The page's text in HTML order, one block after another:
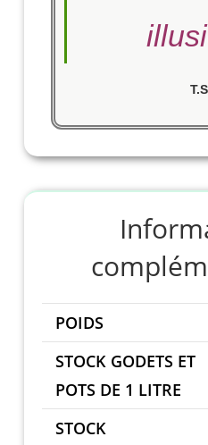
POIDS
STOCK GODETS ET
POTS DE 1 LITRE
STOCK